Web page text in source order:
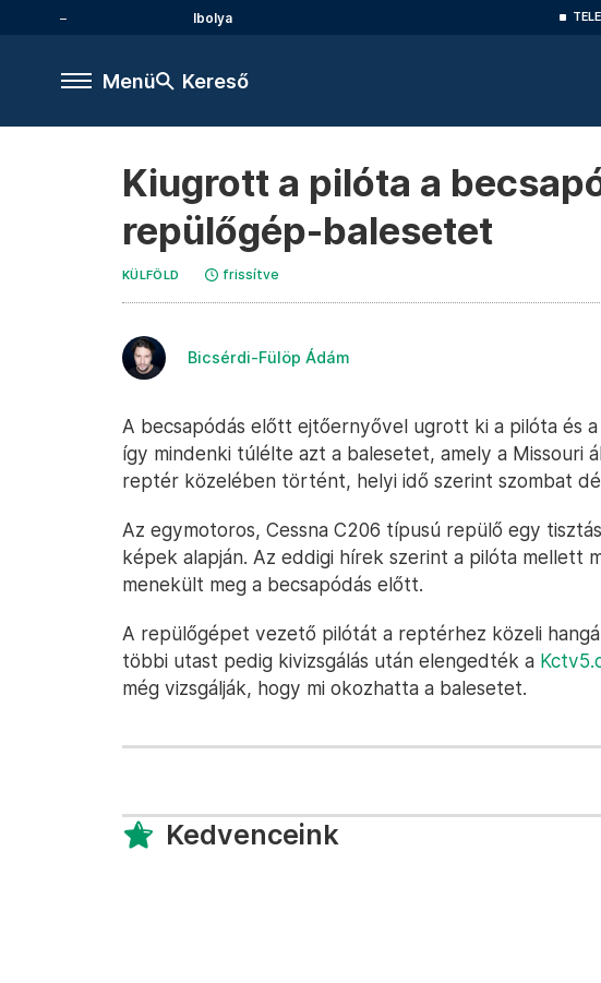
Ibolya
Menü Kereső
Kiugrott a pilóta a
repülőgép-balesetet
KÜLFÖLD frissítve
Bicsérdi-Fülöp Ádám
A becsapódás előtt ejtőernyővel ugrott ki a pilóta és
így mindenki túlélte azt a balesetet, amely a Missouri
reptér közelében történt, helyi idő szerint szombat
Az egymotoros, Cessna C206 típusú repülő egy
képek alapján. Az eddigi hírek szerint a pilóta mellett
menekült meg a becsapódás előtt.
A repülőgépet vezető pilótát a reptérhez közeli
többi utast pedig kivizsgálás után elengedték a
még vizsgálják, hogy mi okozhatta a balesetet.
Kedvenceink